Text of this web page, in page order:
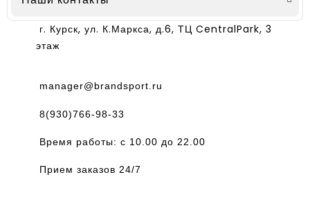
г. Курск, ул. К.Маркса, д.6, ТЦ CentralPark, 3
этаж
manager@brandsport.ru
8(930)766-98-33
Время работы: с 10.00 до 22.00
Прием заказов 24/7